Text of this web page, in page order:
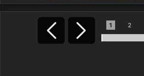
1 2